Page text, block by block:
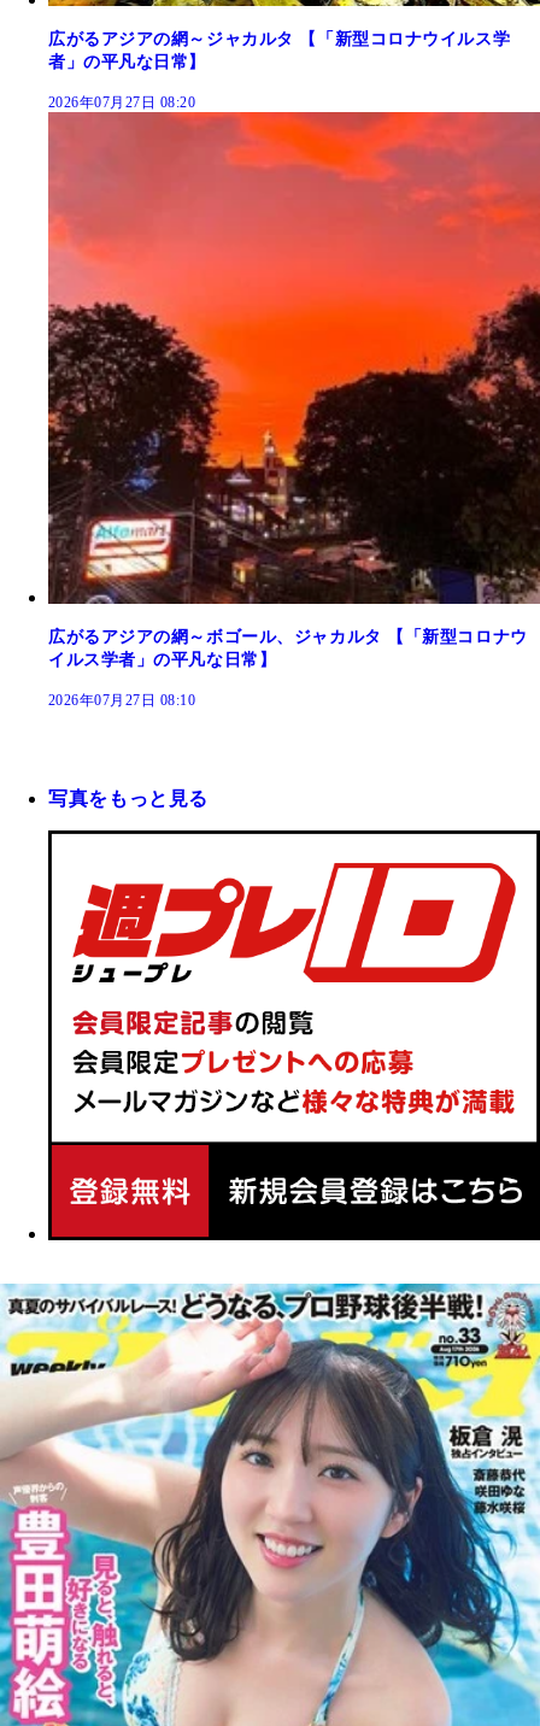
広がるアジアの網～ジャカルタ 【「新型コロナウイルス学
者」の平凡な日常】
2026年07月27日 08:20
広がるアジアの網～ボゴール、ジャカルタ 【「新型コロナウ
イルス学者」の平凡な日常】
2026年07月27日 08:10
写真をもっと見る